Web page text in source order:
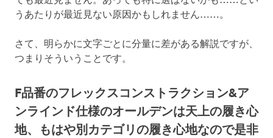
うあたりが最近見ない原因かもしれません……。
さて、明らかに文字ごとに分量に差がある解説ですが、
つまりそういうことです。
F品番のフレックスコンストラクション&ア
ンラインド仕様のオールデンは天上の履き心
地、もはや別カテゴリの履き心地なので是非